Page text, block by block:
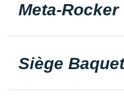
Meta-Rocker
Siège Baquet